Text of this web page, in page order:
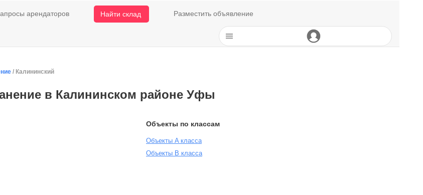
арендаторов Найти склад Разместить объявление
/ Калининский
в Калининском районе Уфы
Объекты по классам
Объекты A класса
Объекты B класса